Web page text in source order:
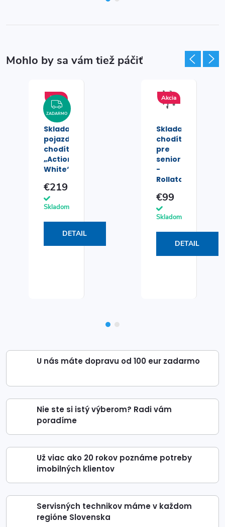
Akcia
ZADARMO
ZADARMO
Skladacie
pojazdné
chodítko
„Action
White“
€219
Skladom
DETAIL
Akcia
Skladacie
chodítko
pre
seniorov
-
Rollator
€99
Skladom
DETAIL
U nás máte dopravu od 100 eur zadarmo
Nie ste si istý výberom? Radi vám
poradíme
Už viac ako 20 rokov poznáme potreby
imobilných klientov
Servisných technikov máme v každom
regióne Slovenska